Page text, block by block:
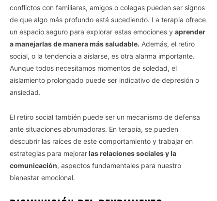
conflictos con familiares, amigos o colegas pueden ser signos
de que algo más profundo está sucediendo. La terapia ofrece
un espacio seguro para explorar estas emociones y aprender
a manejarlas de manera más saludable. Además, el retiro
social, o la tendencia a aislarse, es otra alarma importante.
Aunque todos necesitamos momentos de soledad, el
aislamiento prolongado puede ser indicativo de depresión o
ansiedad.
El retiro social también puede ser un mecanismo de defensa
ante situaciones abrumadoras. En terapia, se pueden
descubrir las raíces de este comportamiento y trabajar en
estrategias para mejorarlas relaciones sociales y la
comunicación, aspectos fundamentales para nuestro
bienestar emocional.